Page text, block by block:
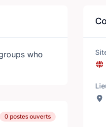
who
0 postes ouverts